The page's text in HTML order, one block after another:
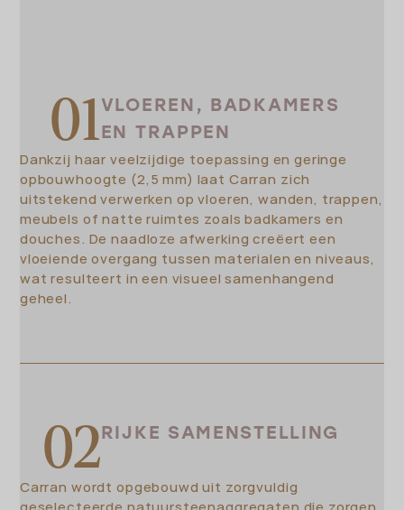
VLOEREN, BADKAMERS
EN TRAPPEN
Dankzij haar veelzijdige toepassing en geringe
opbouwhoogte (2,5 mm) laat Carran zich
uitstekend verwerken op vloeren, wanden, trappen,
meubels of natte ruimtes zoals badkamers en
douches. De naadloze afwerking creëert een
vloeiende overgang tussen materialen en niveaus,
wat resulteert in een visueel samenhangend
geheel.
RIJKE SAMENSTELLING
Carran wordt opgebouwd uit zorgvuldig